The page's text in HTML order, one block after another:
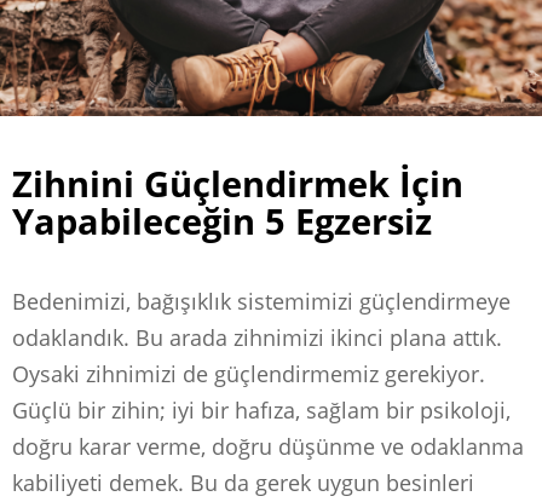
Zihnini Güçlendirmek İçin
Yapabileceğin 5 Egzersiz
Bedenimizi, bağışıklık sistemimizi güçlendirmeye
odaklandık. Bu arada zihnimizi ikinci plana attık.
Oysaki zihnimizi de güçlendirmemiz gerekiyor.
Güçlü bir zihin; iyi bir hafıza, sağlam bir psikoloji,
doğru karar verme, doğru düşünme ve odaklanma
kabiliyeti demek. Bu da gerek uygun besinleri